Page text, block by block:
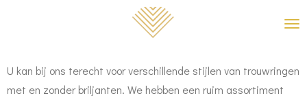
de
hoofdinhoud
U kan bij ons terecht voor verschillende stijlen van trouwringen
met en zonder briljanten. We hebben een ruim assortiment